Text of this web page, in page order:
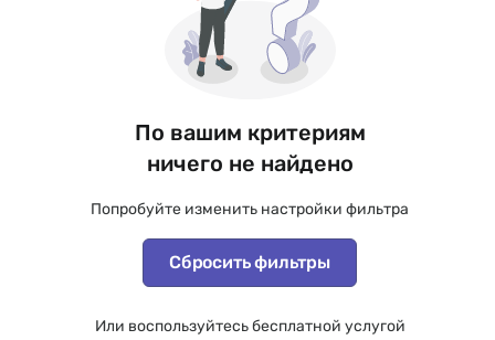
По вашим критериям
ничего не найдено
Попробуйте изменить настройки фильтра
Сбросить фильтры
Или воспользуйтесь бесплатной услугой